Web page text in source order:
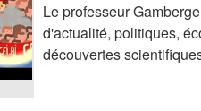
Le professeur
d'actualité, politiques,
découvertes